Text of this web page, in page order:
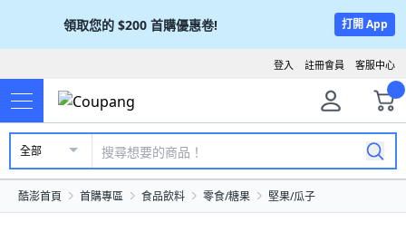
領取您的 $200 首購優惠卷! 打開 App
客服中心
註冊會員
登入
全部
酷澎首頁 首購專區 食品飲料 零食/糖果 堅果/瓜子